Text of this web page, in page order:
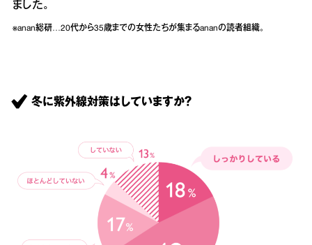
ました。
※anan総研…20代から35歳までの女性たちが集まるananの読者組織。
冬に紫外線対策はしていますか？